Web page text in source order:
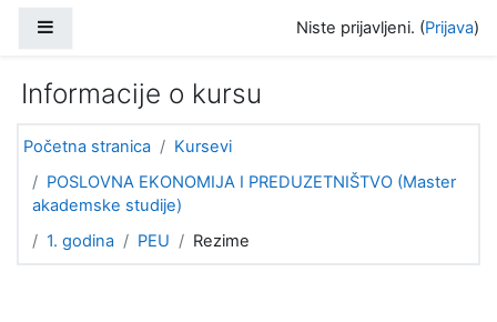
Niste prijavljeni. (Prijava)
Informacije o kursu
Početna stranica
Kursevi
POSLOVNA EKONOMIJA I PREDUZETNIŠTVO (Master
akademske studije)
1. godina
PEU Rezime